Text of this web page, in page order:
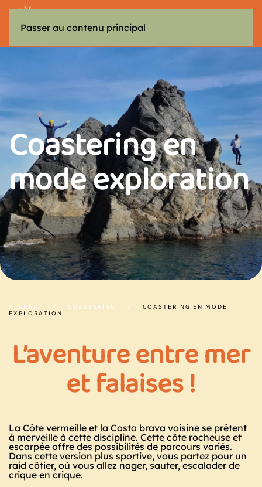
Passer au contenu principal
Coastering en
mode exploration
ACCUEIL COASTERING COASTERING EN MODE
EXPLORATION
L’aventure entre mer
et falaises !
La Côte vermeille et la Costa brava voisine se prêtent
à merveille à cette discipline. Cette côte rocheuse et
escarpée offre des possibilités de parcours variés.
Dans cette version plus sportive, vous partez pour un
raid côtier, où vous allez nager, sauter, escalader de
crique en crique.